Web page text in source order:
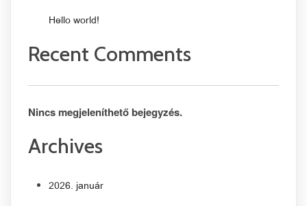
Hello world!
Recent Comments
Nincs megjeleníthető bejegyzés.
Archives
2026. január